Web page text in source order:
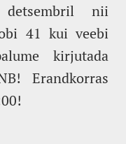
nii
41 kui veebi
kirjutada
Erandkorras